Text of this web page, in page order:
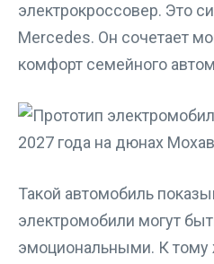
электрокроссовер. Это
Mercedes. Он сочетает
комфорт семейного
Такой автомобиль
электромобили могут
эмоциональными. К тому